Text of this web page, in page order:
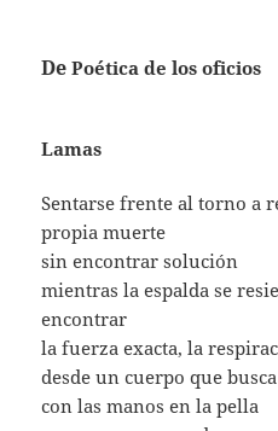
De Poética de los oficios
Lamas
Sentarse frente al torno a
propia muerte
sin encontrar solución
mientras la espalda se
encontrar
la fuerza exacta, la
desde un cuerpo que
con las manos en la pella